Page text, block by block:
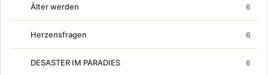
Älter werden 6
Herzensfragen 6
DESASTER IM PARADIES 6